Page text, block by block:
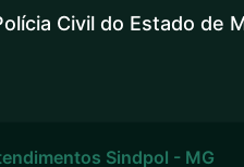
Civil do Estado de
Sindpol - MG